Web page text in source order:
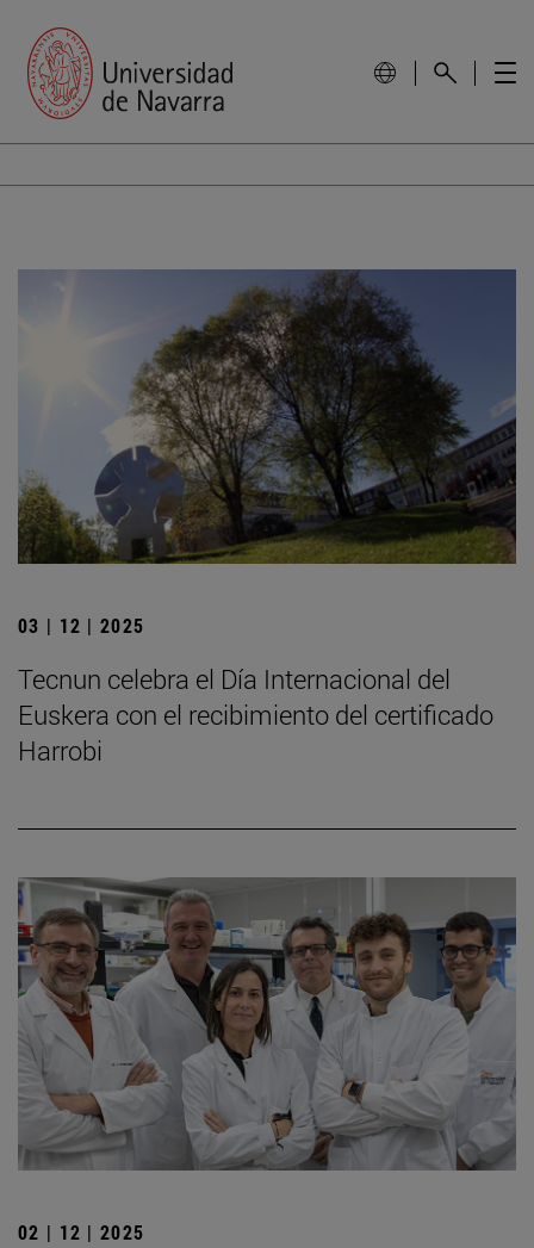
03 | 12 | 2025
Tecnun celebra el Día Internacional del
Euskera con el recibimiento del certificado
Harrobi
02 | 12 | 2025